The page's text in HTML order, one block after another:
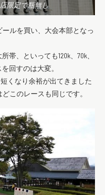
限定で瓶無し
ルを買い、大会本部となっ
帯、といっても120k、70k、
回すのは大変。
くなり余裕が出てきました
このレースも同じです。